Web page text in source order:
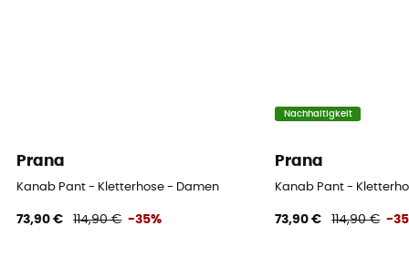
Prana
Kanab Pant - Kletterhose - Damen
73,90 € 114,90 € -35%
Nachhaltigkeit
Prana
Kanab Pant -
73,90 € 114,90 € -